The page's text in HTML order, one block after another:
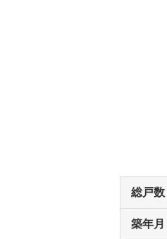
総戸数
築年月